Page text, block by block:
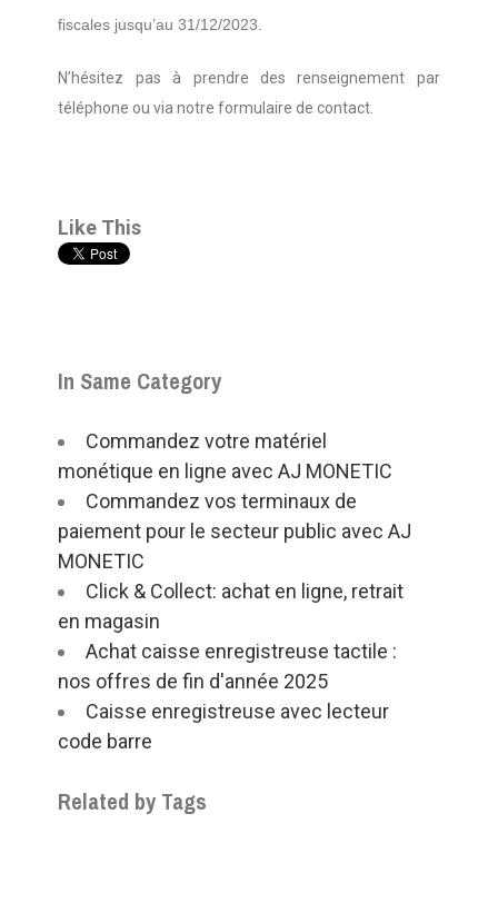
fiscales jusqu’au 31/12/2023.
N’hésitez pas à prendre des renseignement par
téléphone ou via notre formulaire de contact.
Like This
In Same Category
Commandez votre matériel
monétique en ligne avec AJ MONETIC
Commandez vos terminaux de
paiement pour le secteur public avec AJ
MONETIC
Click & Collect: achat en ligne, retrait
en magasin
Achat caisse enregistreuse tactile :
nos offres de fin d'année 2025
Caisse enregistreuse avec lecteur
code barre
Related by Tags